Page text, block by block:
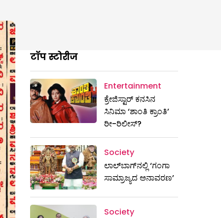
टॉप स्टोरीज
Entertainment
ಕ್ರೇಜಿಸ್ಟಾರ್ ಕನಸಿನ
ಸಿನಿಮಾ ‘ಶಾಂತಿ ಕ್ರಾಂತಿ’
ರೀ-ರಿಲೀಸ್?
Society
ಲಾಲ್‌ಬಾಗ್‌ನಲ್ಲಿ ‘ಗಂಗಾ
ಸಾಮ್ರಾಜ್ಯದ ಅನಾವರಣ’
Society